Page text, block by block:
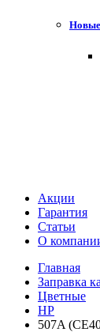
Акции
Гарантия
Статьи
О
Главная
Заправка
Цветные
HP
507A